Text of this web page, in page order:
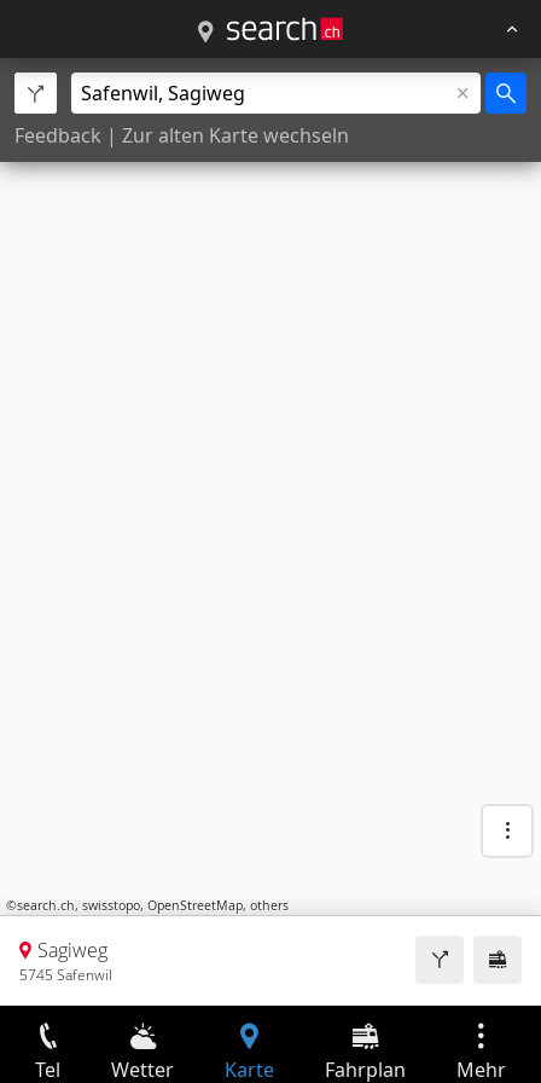
Feedback | Zur alten Karte wechseln
©search.ch, swisstopo, OpenStreetMap, others
Sagiweg
5745 Safenwil
Tel Wetter Karte Fahrplan Mehr